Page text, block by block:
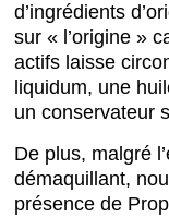
d’ingrédients
sur « l’origine »
actifs laisse
liquidum, une
un conservateur
De plus, malgré
démaquillant,
présence de